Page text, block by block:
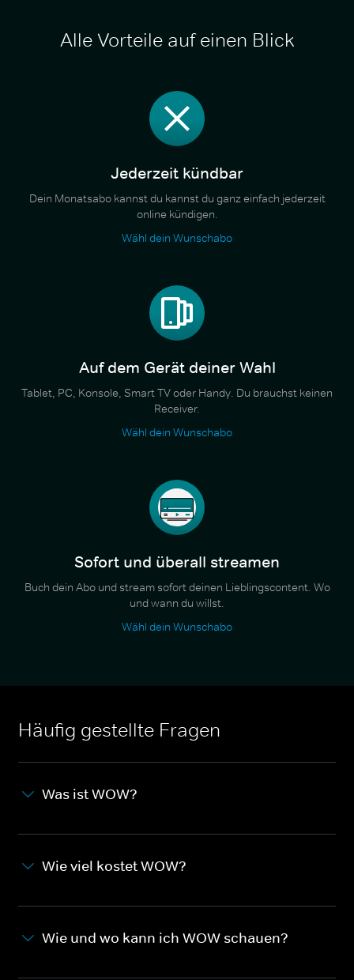
Alle Vorteile auf einen Blick
Jederzeit kündbar
Dein Monatsabo kannst du kannst du ganz einfach jederzeit
online kündigen.
Wähl dein Wunschabo
Auf dem Gerät deiner Wahl
Tablet, PC, Konsole, Smart TV oder Handy. Du brauchst keinen
Receiver.
Wähl dein Wunschabo
Sofort und überall streamen
Buch dein Abo und stream sofort deinen Lieblingscontent. Wo
und wann du willst.
Wähl dein Wunschabo
Häufig gestellte Fragen
Was ist WOW?
Wie viel kostet WOW?
Wie und wo kann ich WOW schauen?